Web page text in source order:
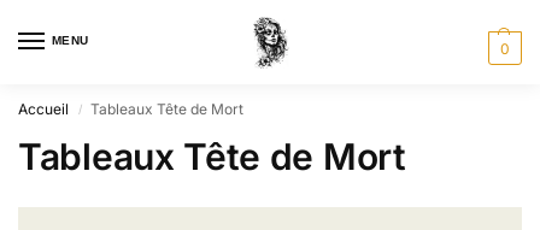
MENU 0
Accueil / Tableaux Tête de Mort
Tableaux Tête de Mort